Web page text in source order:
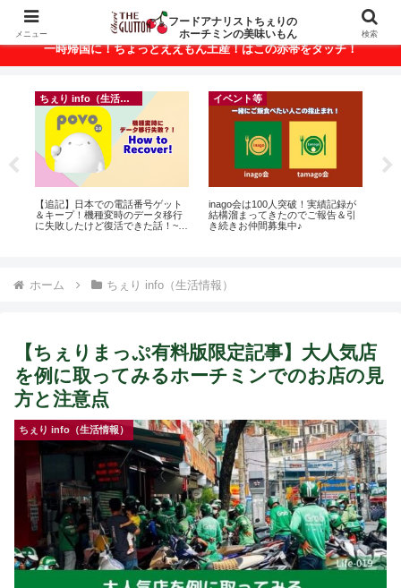
ベトナム・ホーチミンの美味いもんが満載！
一時帰国に！ちょっとええもん土産！はこの赤帯をタッチ！
ちぇり info（生活情報）
【追記】日本での電話番号ゲット
＆キープ！機種変時のデータ移行
に失敗したけど復活できた話！~
イベント等
inago会は100人突破！実績記録が
結構溜まってきたのでご報告＆引
き続きお仲間募集中♪
ホーム ちぇり info（生活情報）
【ちぇりまっぷ有料版限定記事】大人気店
を例に取ってみるホーチミンでのお店の見
方と注意点
ちぇり info（生活情報）
メニュー
フードアナリストちぇりの
ホーチミンの美味いもん
検索